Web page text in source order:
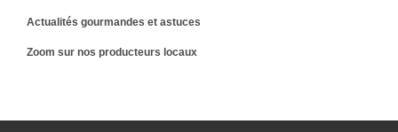
Actualités gourmandes et astuces
Zoom sur nos producteurs locaux